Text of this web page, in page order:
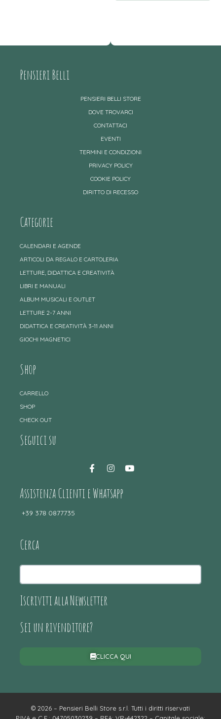
Pensieri Belli
PENSIERI BELLI STORE
DOVE TROVARCI
CONTATTACI
EVENTI
TERMINI E CONDIZIONI
PRIVACY POLICY
COOKIE POLICY
DIRITTO DI RECESSO
Categorie
CALENDARI E AGENDE
ARTICOLI DA REGALO E CARTOLERIA
LETTURE, DIDATTICA E CREATIVITÀ
LIBRI E MANUALI
ALBUM MUSICALI E OUTLET
LETTURE 2-7 ANNI
DIDATTICA E CREATIVITÀ 3-11 ANNI
GIOCHI MAGNETICI
Shop
CARRELLO
SHOP
CHECK OUT
Seguici su
Assistenza Clienti e Whatsapp
+39 378 0877735
Cerca
Iscriviti alla Newsletter
Sei un rivenditore?
CLICCA QUI
© 2026 – Pensieri Belli Store s.r.l. Tutti i diritti riservati